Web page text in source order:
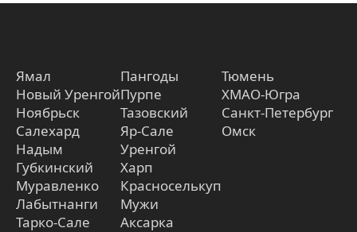
Ямал
Новый Уренгой
Ноябрьск
Салехард
Надым
Губкинский
Муравленко
Лабытнанги
Тарко-Сале
Пангоды
Пурпе
Тазовский
Яр-Сале
Уренгой
Харп
Красноселькуп
Мужи
Аксарка
Тюмень
ХМАО-Югра
Санкт-Петербург
Омск